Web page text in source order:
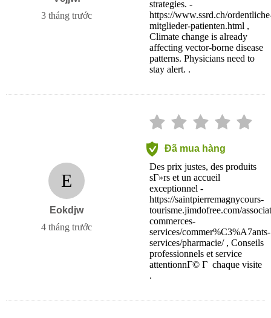
3 tháng trước
strategies. -
https://www.ssrd.ch/
mitglieder-patienten.html ,
Climate change is already
affecting vector-borne disease
patterns. Physicians need to
stay alert. .
E
Eokdjw
4 tháng trước
Đã mua hàng
Des prix justes, des produits
sГ»rs et un accueil
exceptionnel -
https://saintpierremagnycours-
tourisme.jimdofree.com/
commerces-
services/commer%C3%A7ants-
services/pharmacie/ , Conseils
professionnels et service
attentionnГ© Г chaque visite
.